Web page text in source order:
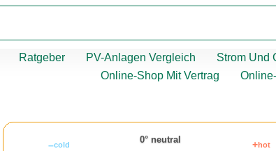
Ratgeber PV-Anlagen Vergleich Strom Und
Online-Shop Mit Vertrag
–cold 0° neutral +hot